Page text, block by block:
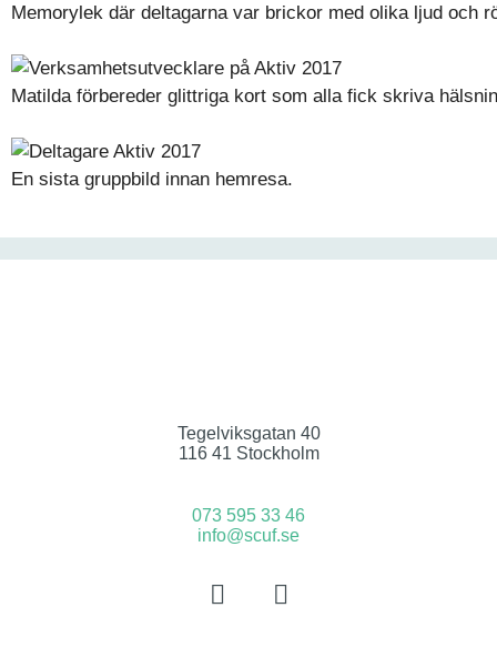
Memorylek där deltagarna var brickor med olika ljud och
Matilda förbereder glittriga kort som alla fick skriva
En sista gruppbild innan hemresa.
Tegelviksgatan 40
116 41 Stockholm
073 595 33 46
info@scuf.se